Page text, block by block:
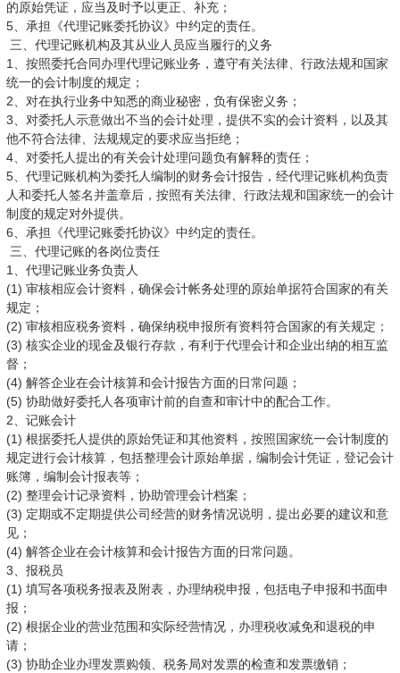
的原始凭证，应当及时予以更正、补充；
5、承担《代理记账委托协议》中约定的责任。
三、代理记账机构及其从业人员应当履行的义务
1、按照委托合同办理代理记账业务，遵守有关法律、行政法规和国家
统一的会计制度的规定；
2、对在执行业务中知悉的商业秘密，负有保密义务；
3、对委托人示意做出不当的会计处理，提供不实的会计资料，以及其
他不符合法律、法规规定的要求应当拒绝；
4、对委托人提出的有关会计处理问题负有解释的责任；
5、代理记账机构为委托人编制的财务会计报告，经代理记账机构负责
人和委托人签名并盖章后，按照有关法律、行政法规和国家统一的会计
制度的规定对外提供。
6、承担《代理记账委托协议》中约定的责任。
三、代理记账的各岗位责任
1、代理记账业务负责人
(1) 审核相应会计资料，确保会计帐务处理的原始单据符合国家的有关
规定；
(2) 审核相应税务资料，确保纳税申报所有资料符合国家的有关规定；
(3) 核实企业的现金及银行存款，有利于代理会计和企业出纳的相互监
督；
(4) 解答企业在会计核算和会计报告方面的日常问题；
(5) 协助做好委托人各项审计前的自查和审计中的配合工作。
2、记账会计
(1) 根据委托人提供的原始凭证和其他资料，按照国家统一会计制度的
规定进行会计核算，包括整理会计原始单据，编制会计凭证，登记会计
账簿，编制会计报表等；
(2) 整理会计记录资料，协助管理会计档案；
(3) 定期或不定期提供公司经营的财务情况说明，提出必要的建议和意
见；
(4) 解答企业在会计核算和会计报告方面的日常问题。
3、报税员
(1) 填写各项税务报表及附表，办理纳税申报，包括电子申报和书面申
报；
(2) 根据企业的营业范围和实际经营情况，办理税收减免和退税的申
请；
(3) 协助企业办理发票购领、税务局对发票的检查和发票缴销；